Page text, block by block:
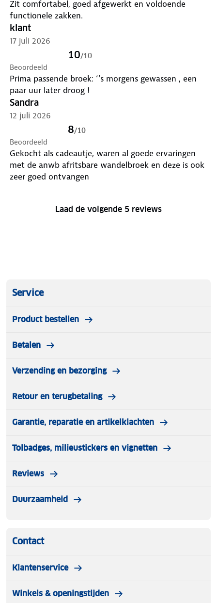
Zit comfortabel, goed afgewerkt en voldoende
functionele zakken.
klant
17 juli 2026
10/10
Beoordeeld
Prima passende broek: ‘‘s morgens gewassen , een
paar uur later droog !
Sandra
12 juli 2026
8/10
Beoordeeld
Gekocht als cadeautje, waren al goede ervaringen
met de anwb afritsbare wandelbroek en deze is ook
zeer goed ontvangen
Laad de volgende 5 reviews
Service
Product bestellen
Betalen
Verzending en bezorging
Retour en terugbetaling
Garantie, reparatie en artikelklachten
Tolbadges, milieustickers en vignetten
Reviews
Duurzaamheid
Contact
Klantenservice
Winkels & openingstijden